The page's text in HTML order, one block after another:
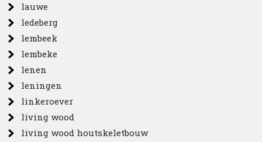
lauwe
ledeberg
lembeek
lembeke
lenen
leningen
linkeroever
living wood
living wood houtskeletbouw